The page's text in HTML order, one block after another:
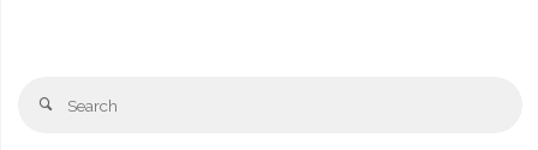
Search